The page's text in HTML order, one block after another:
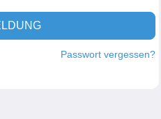
Passwort vergessen?